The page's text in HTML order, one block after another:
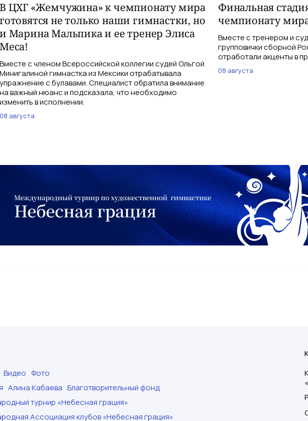
В ЦХГ «Жемчужина» к чемпионату мира
готовятся не только наши гимнастки, но
и Марина Мальпика и ее тренер Элиса
Меса!
Вместе с членом Всероссийской коллегии судей Ольгой
Минигалиной гимнастка из Мексики отрабатывала
упражнение с булавами. Специалист обратила внимание
на важный нюанс и подсказала, что необходимо
изменить в исполнении.
08 августа
Финальная
чемпионату
Вместе с тренером и
групповички сборной
отработали акценты в
08 августа
Видео Фото
Алина Кабаева Благотворительный фонд
турнир «Небесная грация»
Ассоциация клубов «Небесная грация»